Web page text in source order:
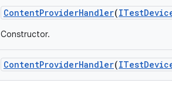
ContentProviderHandler(ITest
Constructor.
ContentProviderHandler(ITest